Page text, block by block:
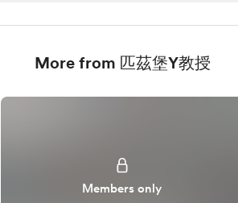
More from 匹茲堡Y教授
Members only